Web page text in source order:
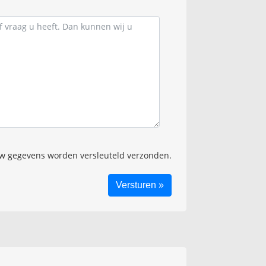
gegevens worden versleuteld verzonden.